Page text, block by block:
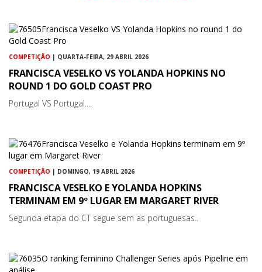
COMPETIÇÃO | QUARTA-FEIRA, 29 ABRIL 2026
FRANCISCA VESELKO VS YOLANDA HOPKINS NO
ROUND 1 DO GOLD COAST PRO
Portugal VS Portugal....
COMPETIÇÃO | DOMINGO, 19 ABRIL 2026
FRANCISCA VESELKO E YOLANDA HOPKINS
TERMINAM EM 9º LUGAR EM MARGARET RIVER
Segunda etapa do CT segue sem as portuguesas..